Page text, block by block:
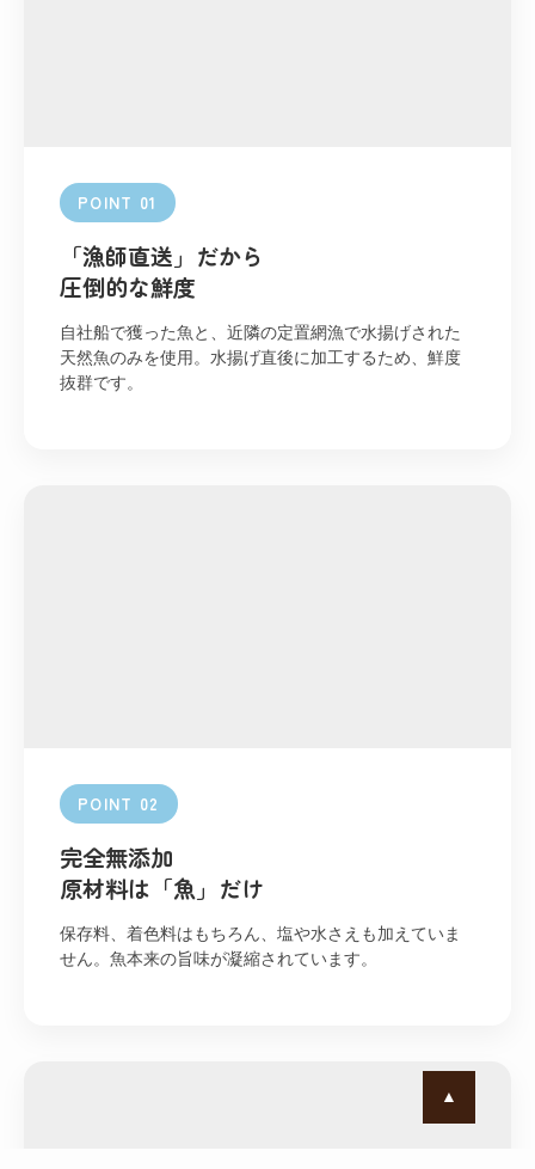
POINT 01
「漁師直送」だから
圧倒的な鮮度
自社船で獲った魚と、近隣の定置網漁で水揚げされた
天然魚のみを使用。水揚げ直後に加工するため、鮮度
抜群です。
POINT 02
完全無添加
原材料は「魚」だけ
保存料、着色料はもちろん、塩や水さえも加えていま
せん。魚本来の旨味が凝縮されています。
▲